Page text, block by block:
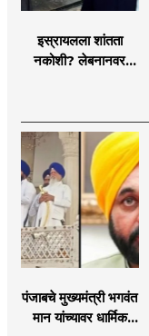
इस्रायलला शांतता
नकोशी? लेबनानवर
इराण-अमेरिकेत आरोप-
प्रत्यारोप
पंजाबचे मुख्यमंत्री भगवंत
मान यांच्यावर धार्मिक